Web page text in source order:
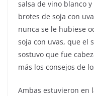
salsa de vino blanco
brotes de soja con
nunca se le hubiese
soja con uvas, que el
sostuvo que fue
más los consejos de
Ambas estuvieron en